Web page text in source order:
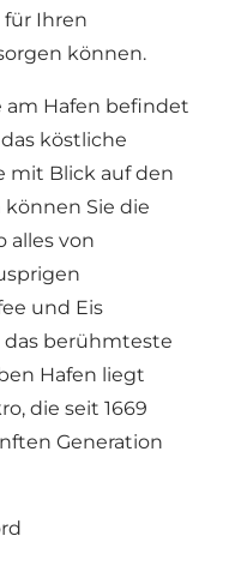
für Ihren
können.
am Hafen befindet
das köstliche
mit Blick auf den
können Sie die
alles von
und Eis
berühmteste
Hafen liegt
, die seit 1669
Generation